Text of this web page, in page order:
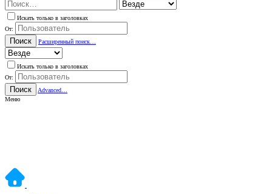
Искать только в заголовках
От:
Поиск Расширенный поиск…
Искать только в заголовках
От:
Поиск
Advanced…
Меню